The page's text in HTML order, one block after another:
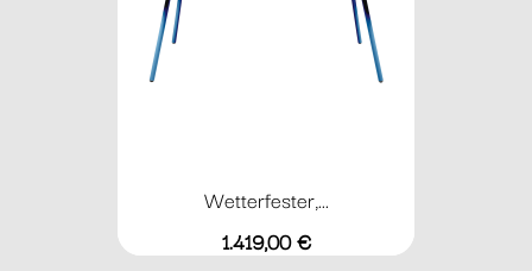
Wetterfester,...
Preis
1.419,00 €